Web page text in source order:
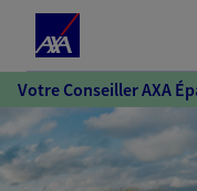
Votre Conseiller AXA